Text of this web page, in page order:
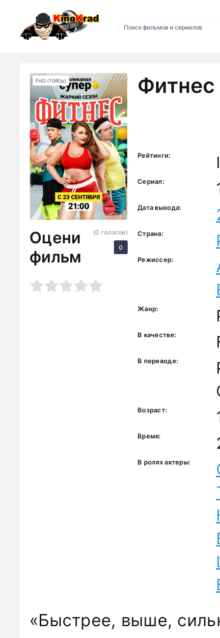
FHD (1080p)
Оцени
фильм
5
(0 голосов)
0
Рейтинги:
Сериал:
Дата выхода:
Страна:
Режиссер:
Жанр:
В качестве:
В переводе:
Возраст:
Время:
В ролях актеры:
«Быстрее, выше,